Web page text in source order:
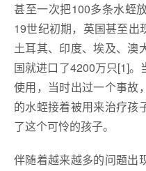
甚至一次把100多条水蛭
19世纪初期，英国甚至出
土耳其、印度、埃及、澳
国就进口了4200万只[1]
使用，当时出过一个事故
的水蛭接着被用来治疗孩
了这个可怜的孩子。
伴随着越来越多的问题出